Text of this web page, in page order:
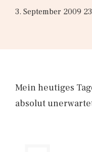
3. September 2009
Mein heutiges
absolut